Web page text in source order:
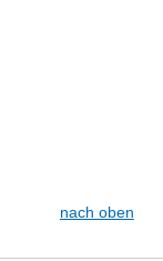
nach oben